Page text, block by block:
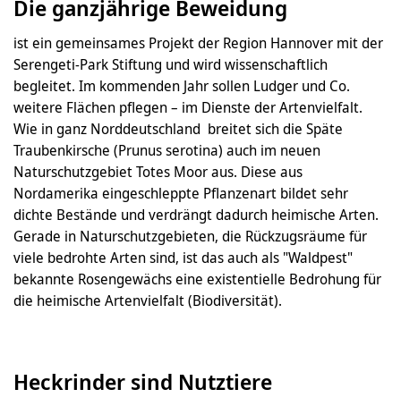
Die ganzjährige Beweidung
ist ein gemeinsames Projekt der Region Hannover mit der
Serengeti-Park Stiftung und wird wissenschaftlich
begleitet. Im kommenden Jahr sollen Ludger und Co.
weitere Flächen pflegen – im Dienste der Artenvielfalt.
Wie in ganz Norddeutschland breitet sich die Späte
Traubenkirsche (Prunus serotina) auch im neuen
Naturschutzgebiet Totes Moor aus. Diese aus
Nordamerika eingeschleppte Pflanzenart bildet sehr
dichte Bestände und verdrängt dadurch heimische Arten.
Gerade in Naturschutzgebieten, die Rückzugsräume für
viele bedrohte Arten sind, ist das auch als "Waldpest"
bekannte Rosengewächs eine existentielle Bedrohung für
die heimische Artenvielfalt (Biodiversität).
Heckrinder sind Nutztiere